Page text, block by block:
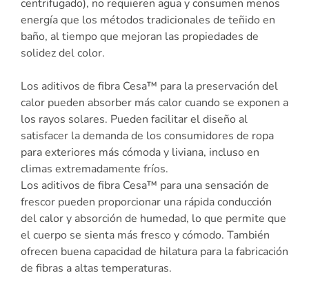
centrifugado), no requieren agua y consumen menos
energía que los métodos tradicionales de teñido en
baño, al tiempo que mejoran las propiedades de
solidez del color.
Los aditivos de fibra Cesa™ para la preservación del
calor pueden absorber más calor cuando se exponen a
los rayos solares. Pueden facilitar el diseño al
satisfacer la demanda de los consumidores de ropa
para exteriores más cómoda y liviana, incluso en
climas extremadamente fríos.
Los aditivos de fibra Cesa™ para una sensación de
frescor pueden proporcionar una rápida conducción
del calor y absorción de humedad, lo que permite que
el cuerpo se sienta más fresco y cómodo. También
ofrecen buena capacidad de hilatura para la fabricación
de fibras a altas temperaturas.